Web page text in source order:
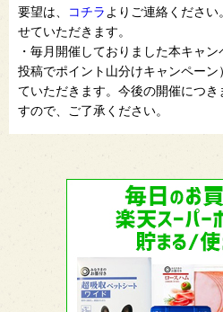
要望は、
コチラ よりご連絡くださ
せていただきます。
・毎月開催しておりました本キャ
投稿でポイント山分けキャンペー
ていただきます。今後の開催につ
すので、ご了承ください。